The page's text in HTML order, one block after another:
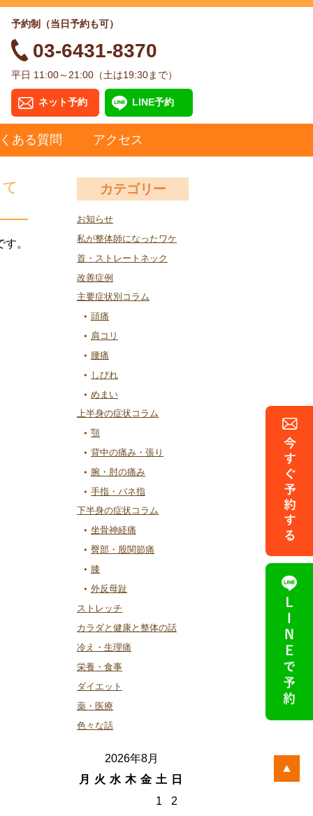
予約制（当日予約も可）
03-6431-8370
平日 11:00～21:00（土は19:30まで）
ネット予約 LINE予約
ある質問 アクセス
カテゴリー
お知らせ
私が整体師になったワケ
首・ストレートネック
改善症例
主要症状別コラム
頭痛
肩コリ
腰痛
しびれ
めまい
上半身の症状コラム
顎
背中の痛み・張り
腕・肘の痛み
手指・バネ指
下半身の症状コラム
坐骨神経痛
臀部・股関節痛
膝
外反母趾
ストレッチ
カラダと健康と整体の話
冷え・生理痛
栄養・食事
ダイエット
薬・医療
色々な話
2026年8月
月
火 水 木 金 土
日
1
2
。